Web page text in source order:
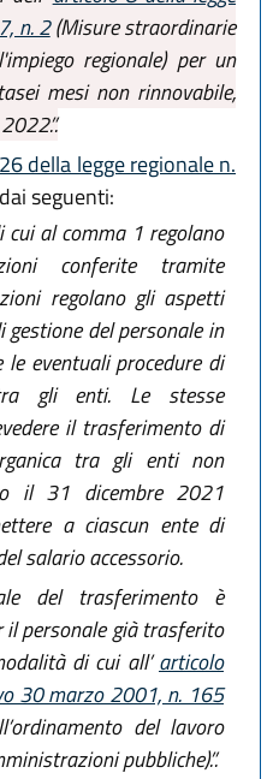
n. 2(Misure straordinarie
regionale) per un
mesi non rinnovabile,
della legge regionale n.
seguenti:
al comma 1 regolano
conferite tramite
regolano gli aspetti
del personale in
eventuali procedure di
gli enti. Le stesse
il trasferimento di
tra gli enti non
il 31 dicembre 2021
a ciascun ente di
salario accessorio.
del trasferimento è
personale già trasferito
di cui all’articolo
30 marzo 2001, n. 165
del lavoro
pubbliche).”.